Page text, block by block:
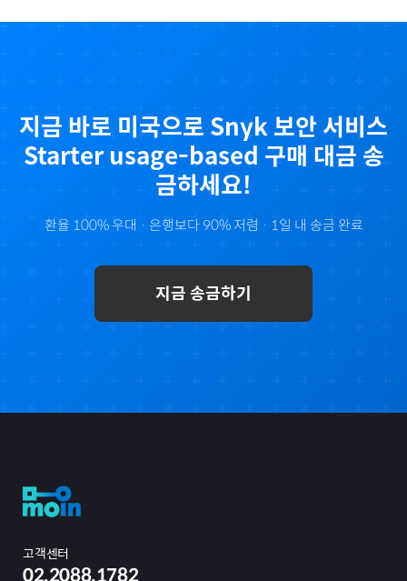
지금 바로 미국으로 Snyk 보안 서비스
Starter usage-based 구매 대금 송
금하세요!
환율 100% 우대 · 은행보다 90% 저렴 · 1일 내 송금 완료
지금 송금하기
고객센터
02.2088.1782